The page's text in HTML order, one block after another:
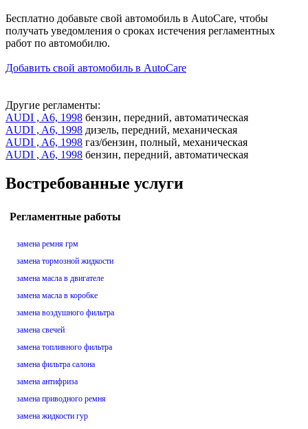
Бесплатно добавьте свой автомобиль в AutoCare, чтобы
получать уведомления о сроках истечения регламентных
работ по автомобилю.
Добавить свой автомобиль в AutoCare
Другие регламенты:
AUDI , A6, 1998 бензин, передний, автоматическая
AUDI , A6, 1998 дизель, передний, механическая
AUDI , A6, 1998 газ/бензин, полный, механическая
AUDI , A6, 1998 бензин, передний, автоматическая
Востребованные услуги
Регламентные работы
замена ремня грм
замена тормозной жидкости
замена масла в двигателе
замена масла в коробке
замена воздушного фильтра
замена свечей
замена топливного фильтра
замена фильтра салона
замена антифриза
замена приводного ремня
замена жидкости гур